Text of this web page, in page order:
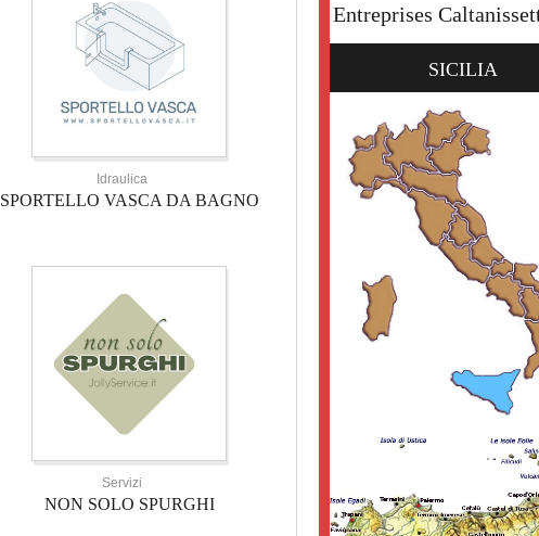
Idraulica
SPORTELLO VASCA DA BAGNO
Servizi
NON SOLO SPURGHI
Entreprises
SICILIA